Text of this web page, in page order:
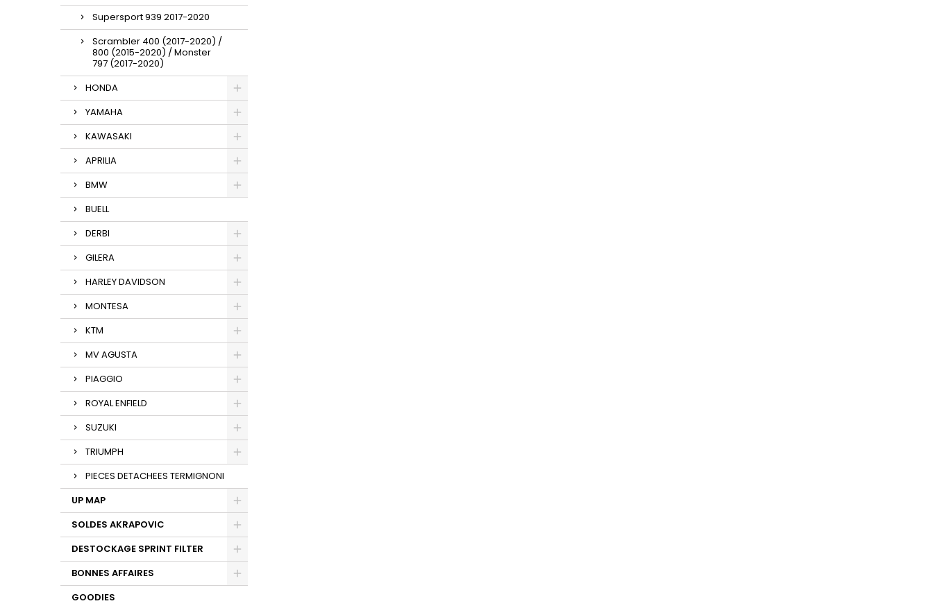
Supersport 939 2017-2020
Scrambler 400 (2017-2020) /
800 (2015-2020) / Monster
797 (2017-2020)
HONDA
YAMAHA
KAWASAKI
APRILIA
BMW
BUELL
DERBI
GILERA
HARLEY DAVIDSON
MONTESA
KTM
MV AGUSTA
PIAGGIO
ROYAL ENFIELD
SUZUKI
TRIUMPH
PIECES DETACHEES TERMIGNONI
UP MAP
SOLDES AKRAPOVIC
DESTOCKAGE SPRINT FILTER
BONNES AFFAIRES
GOODIES